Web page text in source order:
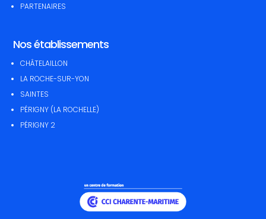
PARTENAIRES
Nos établissements
CHÂTELAILLON
LA ROCHE-SUR-YON
SAINTES
PÉRIGNY (LA ROCHELLE)
PÉRIGNY 2